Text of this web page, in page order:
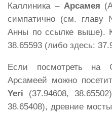
Каллиника – Арсамея
симпатично (см.
Анны по ссылке выше).
38.65593 (либо здесь:
Если посмотреть на
Арсамеей можно
Yeri (37.94608,
38.65408), древние мосты